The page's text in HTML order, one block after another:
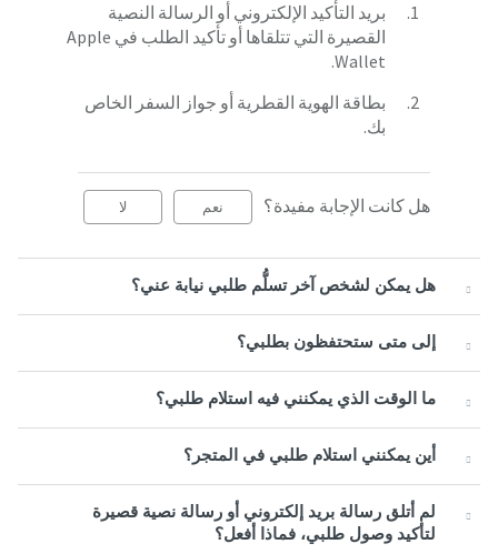
بريد التأكيد الإلكتروني أو الرسالة النصية
القصيرة التي تتلقاها أو تأكيد الطلب في Apple
Wallet.
بطاقة الهوية القطرية أو جواز السفر الخاص
بك.
هل كانت الإجابة مفيدة؟ نعم لا
هل يمكن لشخص آخر تسلُّم طلبي نيابة عني؟
إلى متى ستحتفظون بطلبي؟
ما الوقت الذي يمكنني فيه استلام طلبي؟
أين يمكنني استلام طلبي في المتجر؟
لم أتلق رسالة بريد إلكتروني أو رسالة نصية قصيرة
لتأكيد وصول طلبي، فماذا أفعل؟